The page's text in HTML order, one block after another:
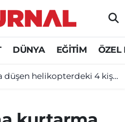
DÜNYA EĞİTİM ÖZEL
helikopterdeki 4 kişi öldü!
Durumu ve Fikstür